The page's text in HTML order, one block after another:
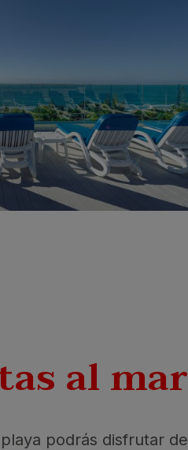
al mar
podrás disfrutar de